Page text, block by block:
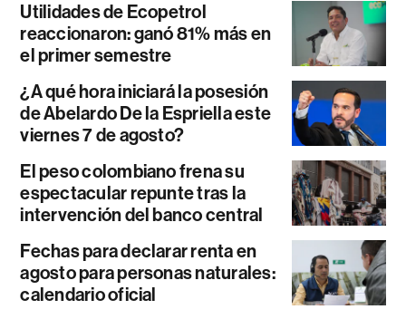
Utilidades de Ecopetrol
reaccionaron: ganó 81% más en
el primer semestre
¿A qué hora iniciará la posesión
de Abelardo De la Espriella este
viernes 7 de agosto?
El peso colombiano frena su
espectacular repunte tras la
intervención del banco central
Fechas para declarar renta en
agosto para personas naturales:
calendario oficial